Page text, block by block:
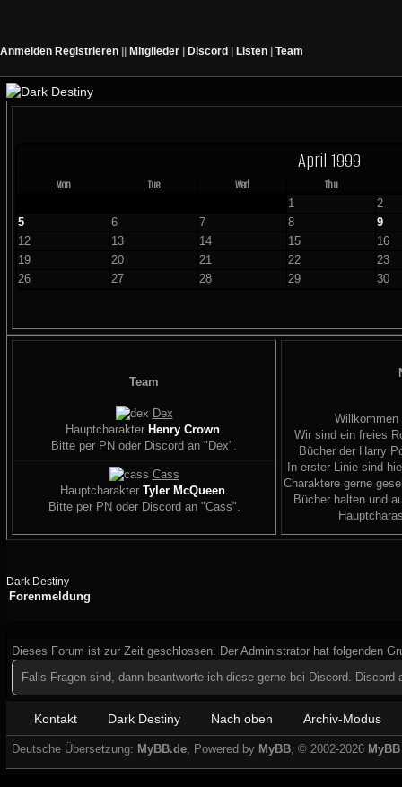
Anmelden Registrieren Mitglieder Discord Listen Team
April 1999
Mon Tue Wed Thu
1
2
5
6 7 8
9
12
13 14 15
16
19
20 21 22
23
26
27 28 29 30
Team
Dex
Hauptcharakter Henry Crown.
Bitte per PN oder Discord an "Dex".
Cass
Hauptcharakter Tyler McQueen.
Bitte per PN oder Discord an "Cass".
Wir sind ein freies
Bücher der Harry
In erster Linie sind
Charaktere gerne
Bücher halten und
Dark Destiny
Forenmeldung
Dieses Forum ist zur Zeit geschlossen. Der Administrator hat folgenden
Falls Fragen sind, dann beantworte ich diese gerne bei Discord. Discord
Kontakt Dark Destiny Nach oben Archiv-Modus
Deutsche Übersetzung: MyBB.de , Powered by MyBB , © 2002-2026